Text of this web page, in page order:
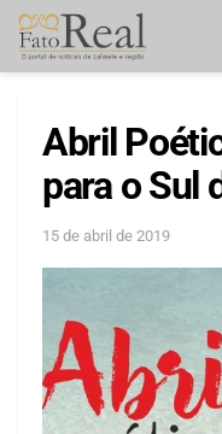
Abril
para o Sul
15 de abril de 2019